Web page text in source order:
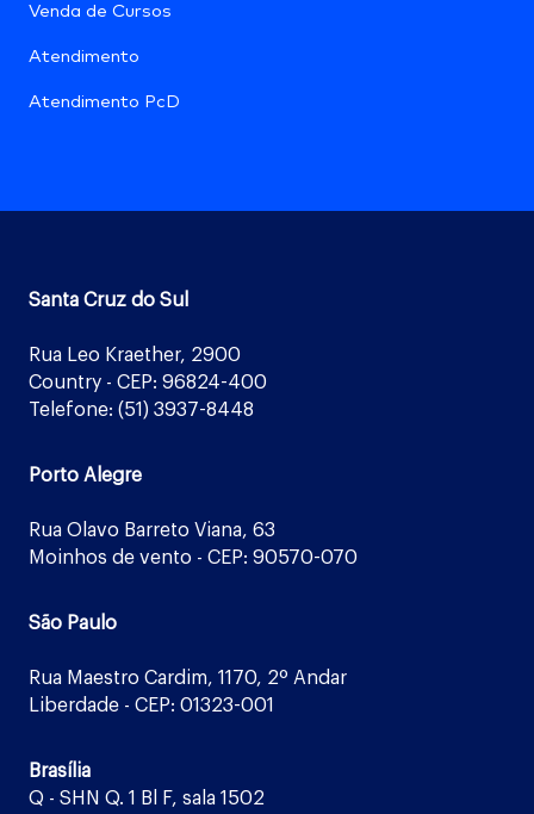
Venda de Cursos
Atendimento
Atendimento PcD
Santa Cruz do Sul
Rua Leo Kraether, 2900
Country - CEP: 96824-400
Telefone: (51) 3937-8448
Porto Alegre
Rua Olavo Barreto Viana, 63
Moinhos de vento - CEP: 90570-070
São Paulo
Rua Maestro Cardim, 1170, 2º Andar
Liberdade - CEP: 01323-001
Brasília
Q - SHN Q. 1 Bl F, sala 1502